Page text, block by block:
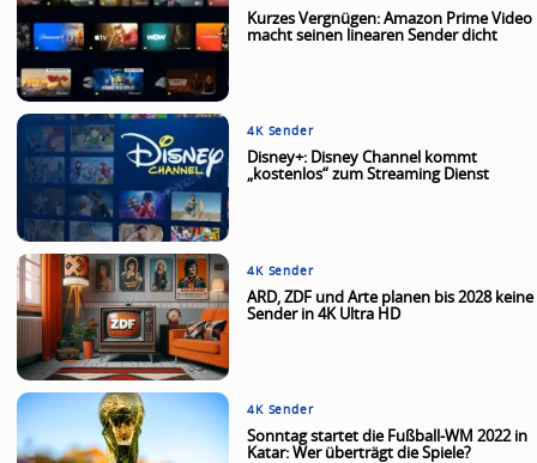
Kurzes Vergnügen: Amazon Prime Video
macht seinen linearen Sender dicht
4K Sender
Disney+: Disney Channel kommt
„kostenlos“ zum Streaming Dienst
4K Sender
ARD, ZDF und Arte planen bis 2028 keine
Sender in 4K Ultra HD
4K Sender
Sonntag startet die Fußball-WM 2022 in
Katar: Wer überträgt die Spiele?